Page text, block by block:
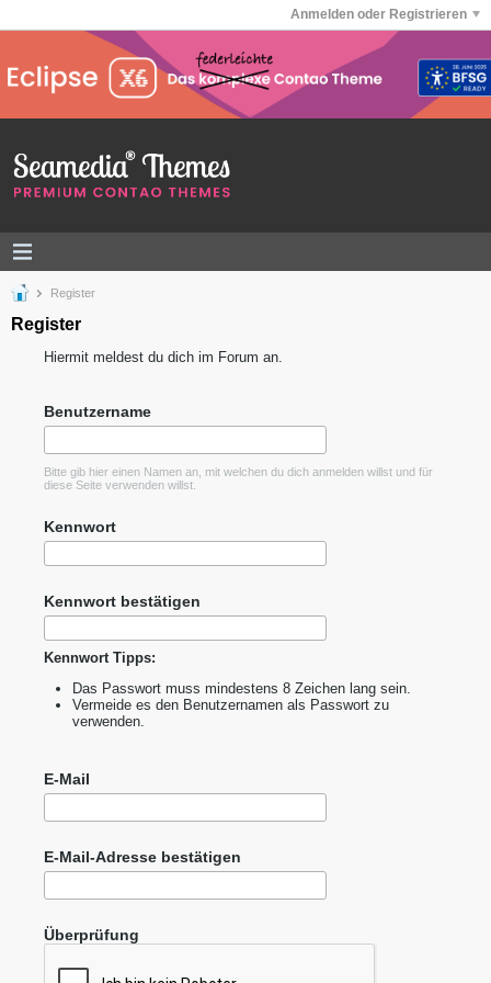
Anmelden oder Registrieren
Register
Register
Hiermit meldest du dich im Forum an.
Benutzername
Bitte gib hier einen Namen an, mit welchen du dich anmelden willst und für
diese Seite verwenden willst.
Kennwort
Kennwort bestätigen
Kennwort Tipps:
Das Passwort muss mindestens 8 Zeichen lang sein.
Vermeide es den Benutzernamen als Passwort zu
verwenden.
E-Mail
E-Mail-Adresse bestätigen
Überprüfung